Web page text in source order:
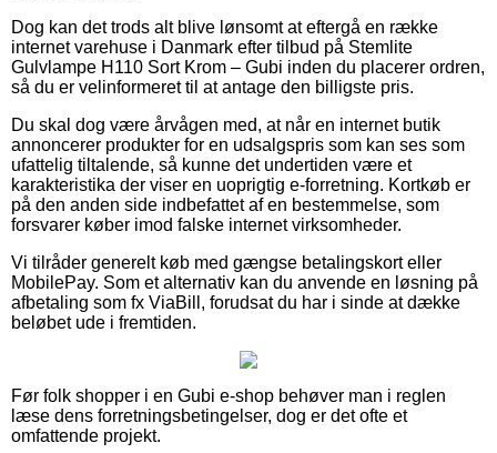
Dog kan det trods alt blive lønsomt at eftergå en række
internet varehuse i Danmark efter tilbud på Stemlite
Gulvlampe H110 Sort Krom – Gubi inden du placerer ordren,
så du er velinformeret til at antage den billigste pris.
Du skal dog være årvågen med, at når en internet butik
annoncerer produkter for en udsalgspris som kan ses som
ufattelig tiltalende, så kunne det undertiden være et
karakteristika der viser en uoprigtig e-forretning. Kortkøb er
på den anden side indbefattet af en bestemmelse, som
forsvarer køber imod falske internet virksomheder.
Vi tilråder generelt køb med gængse betalingskort eller
MobilePay. Som et alternativ kan du anvende en løsning på
afbetaling som fx ViaBill, forudsat du har i sinde at dække
beløbet ude i fremtiden.
Før folk shopper i en Gubi e-shop behøver man i reglen
læse dens forretningsbetingelser, dog er det ofte et
omfattende projekt.